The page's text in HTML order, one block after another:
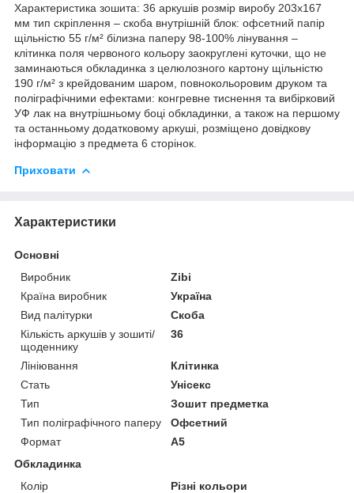
Характеристика зошита: 36 аркушів розмір виробу 203х167
мм тип скріплення – скоба внутрішній блок: офсетний папір
щільністю 55 г/м² білизна паперу 98-100% лінування –
клітинка поля червоного кольору заокруглені куточки, що не
заминаються обкладинка з целюлозного картону щільністю
190 г/м² з крейдованим шаром, повнокольоровим друком та
поліграфічними ефектами: конгревне тиснення та вибірковий
УФ лак на внутрішньому боці обкладинки, а також на першому
та останньому додатковому аркуші, розміщено довідкову
інформацію з предмета 6 сторінок.
Приховати
Характеристики
Основні
Виробник
Zibi
Країна виробник
Україна
Вид палітурки
Скоба
Кількість аркушів у зошиті/
щоденнику
36
Лініювання
Клітинка
Стать
Унісекс
Тип
Зошит предметка
Тип поліграфічного паперу
Офсетний
Формат
A5
Обкладинка
Колір
Різні кольори